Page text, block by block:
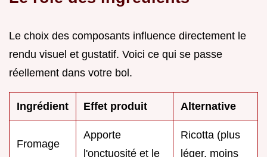
Le choix des composants influence directement le
rendu visuel et gustatif. Voici ce qui se passe
réellement dans votre bol.
Ingrédient Effet produit Alternative
Fromage
Apporte
l'onctuosité et le
Ricotta (plus
léger, moins